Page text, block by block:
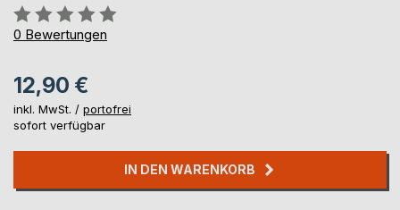
Bewertung::
0%
0 Bewertungen
12,90 €
inkl. MwSt. / portofrei
sofort verfügbar
IN DEN WARENKORB